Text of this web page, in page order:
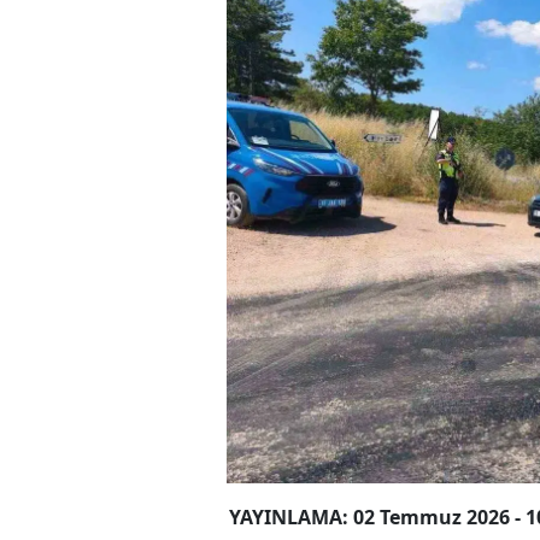
YAYINLAMA: 02 Temmuz 2026 -